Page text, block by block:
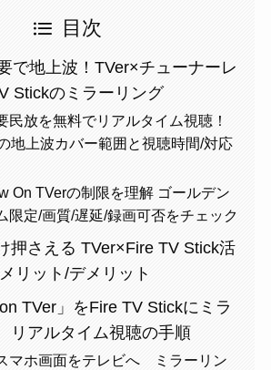
目次
で地上波！TVer×チューナーレ
Stickのミラーリング
民放を無料でリアルタイム視聴！
地上波カバー範囲と視聴時間/対応
On TVerの制限を理解 ゴールデン
限定/画質/遅延/録画可否をチェック
押さえる TVer×Fire TV Stick活
リット/デメリット
TVer」をFire TV Stickにミラ
アルタイム視聴の手順
マホ画面をテレビへ ミラーリン